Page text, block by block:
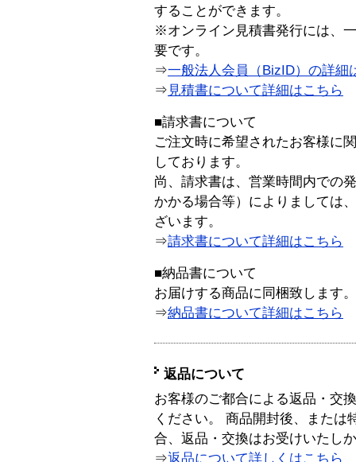
することができます。
※オンライン見積書発行には、
要です。
⇒一般法人会員（BizID）の詳細
⇒ 見積書について詳細はこちら
■請求書について
ご注文時に希望されたお客様に
しております。
尚、請求書は、営業時間内での
かかる場合等）によりましては
ざいます。
⇒請求書について詳細はこちら
■納品書について
お届けする商品に同梱致します。
⇒納品書について詳細はこちら
返品について
お客様のご都合による返品・交
ください。 商品開封後、または
合、返品・交換はお受けいたし
⇒返品について詳しくはこちら